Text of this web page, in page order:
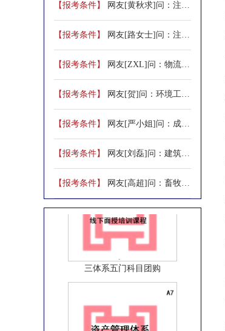
【报考条件】 网友[黄秋求]问：注销后重新注册，执业机构仍为原机构。重新生成问题：注销再注册，执业机构是否保持原机构？
【报考条件】 网友[路女士]问：注册实习审核员可以参加质量管理体系和环境管理体系认证考试吗？
【报考条件】 网友[ZXL]问：物流工程注册50430体系考试需要多少经验？
【报考条件】 网友[贺]问：环境工程专业毕业生可以先考实习审核员，然后考正式的吗？
【报考条件】 网友[严小姐]问：成人本科，毕业前工作年限算吗？
【报考条件】 网友[刘磊]问：建筑施工领域可以报考吗？必考科目有几科？
【报考条件】 网友[高超]问：畜牧兽医专业符合ISO22000要求吗？
CCAA备案课程环境管理体系考前线下
三体系五门科目团购